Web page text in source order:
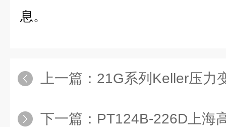
息。
上一篇： 21G系列Keller压力变
下一篇： PT124B-226D上海